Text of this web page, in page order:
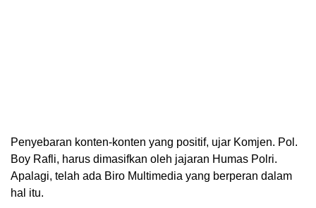
Penyebaran konten-konten yang positif, ujar Komjen. Pol.
Boy Rafli, harus dimasifkan oleh jajaran Humas Polri.
Apalagi, telah ada Biro Multimedia yang berperan dalam
hal itu.